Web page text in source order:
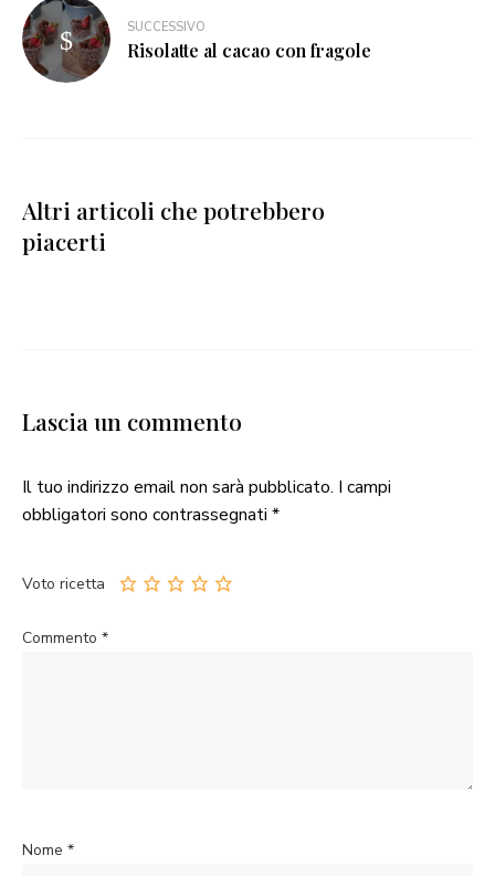
SUCCESSIVO
Risolatte al cacao con fragole
Altri articoli che potrebbero
piacerti
Lascia un commento
Il tuo indirizzo email non sarà pubblicato. I campi
obbligatori sono contrassegnati *
Voto ricetta
Commento *
Nome *